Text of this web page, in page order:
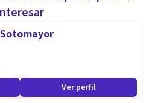
las respuestas nuevas a
sufrimiento. Te ayudo a
para que recuperes tu
Ver perfil